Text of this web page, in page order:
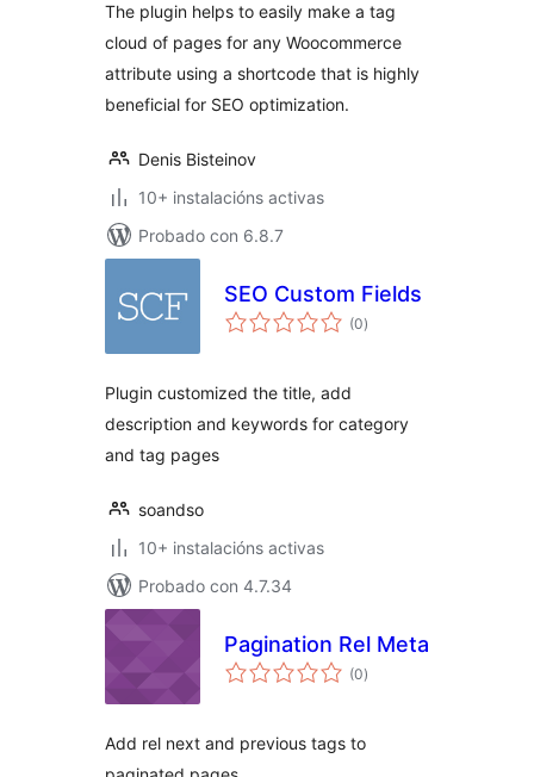
The plugin helps to easily make a tag
cloud of pages for any Woocommerce
attribute using a shortcode that is highly
beneficial for SEO optimization.
Denis Bisteinov
10+ instalacións activas
Probado con 6.8.7
SEO Custom Fields
(0valoracións
totais
)
Plugin customized the title, add
description and keywords for category
and tag pages
soandso
10+ instalacións activas
Probado con 4.7.34
Pagination Rel Meta
(0valoracións
totais
)
Add rel next and previous tags to